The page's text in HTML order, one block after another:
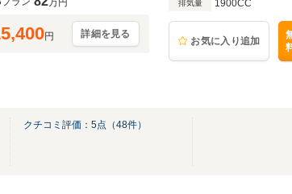
万円
円 詳細を見る
排気量 1900CC
お気に入り追加
クチコミ評価： 5点（48件）